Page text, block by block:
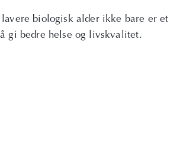
biologisk alder ikke bare er et
gi bedre helse og livskvalitet.